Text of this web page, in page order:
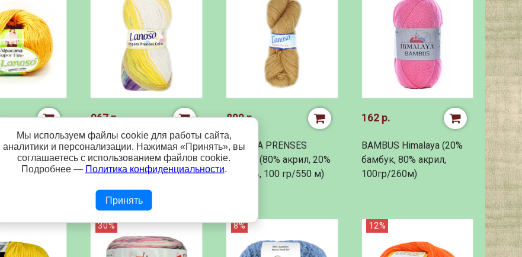
SUPER FINE
шерсть, 25%
акрил, 100
967 р.
ANGORA PRENSES
COLOR Lanoso (40%
мохер, 60% акрил, 100
гр/550 м)
899 р.
ANGORA PRENSES
Lanoso (80% акрил, 20%
шерсть, 100 гр/550 м)
162 р.
BAMBUS Himalaya (20%
бамбук, 80% акрил,
100гр/260м)
30% 8% 12%
Мы используем файлы cookie для работы сайта,
аналитики и персонализации. Нажимая «Принять», вы
соглашаетесь с использованием файлов cookie.
Подробнее — Политика конфиденциальности.
Принять